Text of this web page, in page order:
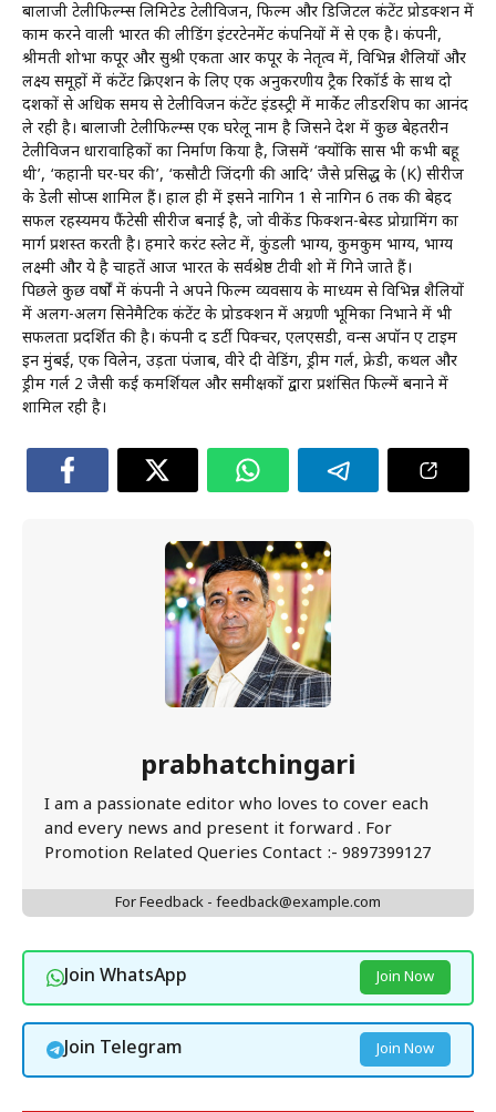
बालाजी टेलीफिल्म्स लिमिटेड टेलीविजन, फिल्म और डिजिटल कंटेंट प्रोडक्शन में
काम करने वाली भारत की लीडिंग इंटरटेनमेंट कंपनियों में से एक है। कंपनी,
श्रीमती शोभा कपूर और सुश्री एकता आर कपूर के नेतृत्व में, विभिन्न शैलियों और
लक्ष्य समूहों में कंटेंट क्रिएशन के लिए एक अनुकरणीय ट्रैक रिकॉर्ड के साथ दो
दशकों से अधिक समय से टेलीविजन कंटेंट इंडस्ट्री में मार्केट लीडरशिप का आनंद
ले रही है। बालाजी टेलीफिल्म्स एक घरेलू नाम है जिसने देश में कुछ बेहतरीन
टेलीविजन धारावाहिकों का निर्माण किया है, जिसमें ‘क्योंकि सास भी कभी बहू
थी’, ‘कहानी घर-घर की’, ‘कसौटी जिंदगी की आदि’ जैसे प्रसिद्ध के (K) सीरीज
के डेली सोप्स शामिल हैं। हाल ही में इसने नागिन 1 से नागिन 6 तक की बेहद
सफल रहस्यमय फैंटेसी सीरीज बनाई है, जो वीकेंड फिक्शन-बेस्ड प्रोग्रामिंग का
मार्ग प्रशस्त करती है। हमारे करंट स्लेट में, कुंडली भाग्य, कुमकुम भाग्य, भाग्य
लक्ष्मी और ये है चाहतें आज भारत के सर्वश्रेष्ठ टीवी शो में गिने जाते हैं।
पिछले कुछ वर्षों में कंपनी ने अपने फिल्म व्यवसाय के माध्यम से विभिन्न शैलियों
में अलग-अलग सिनेमैटिक कंटेंट के प्रोडक्शन में अग्रणी भूमिका निभाने में भी
सफलता प्रदर्शित की है। कंपनी द डर्टी पिक्चर, एलएसडी, वन्स अपॉन ए टाइम
इन मुंबई, एक विलेन, उड़ता पंजाब, वीरे दी वेडिंग, ड्रीम गर्ल, फ्रेडी, कथल और
ड्रीम गर्ल 2 जैसी कई कमर्शियल और समीक्षकों द्वारा प्रशंसित फिल्में बनाने में
शामिल रही है।
prabhatchingari
I am a passionate editor who loves to cover each
and every news and present it forward . For
Promotion Related Queries Contact :- 9897399127
For Feedback - feedback@example.com
Join WhatsApp Join Now
Join Telegram Join Now